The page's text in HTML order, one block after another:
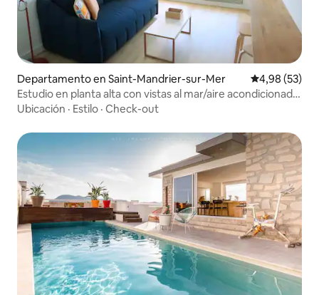
Departamento en Saint-Mandrier-sur-Mer Calificación
4,98 (53)
Estudio en planta alta con vistas al mar/aire acondicionado
y wifi
Ubicación · Estilo · Check-out